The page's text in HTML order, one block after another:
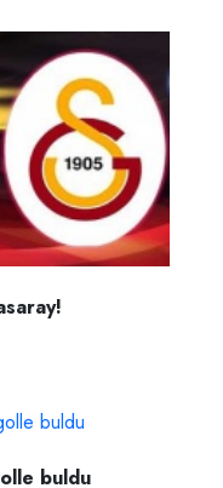
buldu